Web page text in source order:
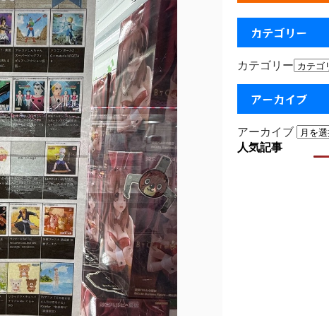
カテゴリー
カテゴリー
アーカイブ
アーカイブ
人気記事